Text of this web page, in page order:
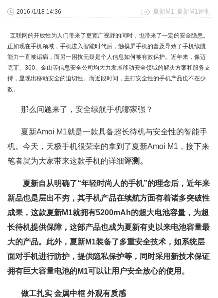
夏新M1 夏新M1评测
2016 /1/18 14:36
互联网的开放性为人们带来了更宽广视野的同时，也带来了一定的安全隐患。
正如现在手机领域，手机进入智能时代后，触摸屏手机的普及导致了手机续航
能力一直被诟病，而另一困扰无疑是个人信息如何被有效保护。近年来，像迈
克菲、360、金山等信息安全公司均大力发展移动安全领域的解决方案和服务支
持，显现出移动安全的迫切性。而近段时间，主打安全性的手机产品也不在少
数。
那么问题来了，安全续航手机哪家强？
夏新Amoi M1就是一款具备超长待机与安全性的智能手
机。今天，天极手机很荣幸的拿到了夏新Amoi M1，接下来
笔者就为大家带来这款手机的详细评测。
夏新自从明确了“年轻时尚人的手机”的理念后，近年来
新品也是层出不穷，其手机产品在续航方面有着诸多突破性
成果，这款夏新M1就拥有5200mAh的超大电池容量，为超
长待机提供保障，这部产品也成为夏新有史以来电池容量最
大的产品。此外，夏新M1装备了多重安全技术，如系统层
面对手机进行防护，提供隐私保护等，同时采用新技术保证
拥有巨大容量电池的M1可以让用户安全放心的使用。
做工扎实 金属中框 外观有质感